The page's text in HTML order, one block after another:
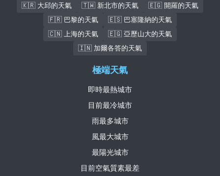
🇰🇷 大邱的天氣
🇹🇼 新北市的天氣
🇪🇬 開羅的天氣
🇫🇷 巴黎的天氣
🇪🇸 巴塞隆納的天氣
🇨🇳 上海的天氣
🇪🇬 亞歷山大的天氣
🇮🇳 加爾各答的天氣
極端天氣
即時最熱城市
目前最冷城市
雨最多城市
風最大城市
最陽光城市
目前空氣質素最差